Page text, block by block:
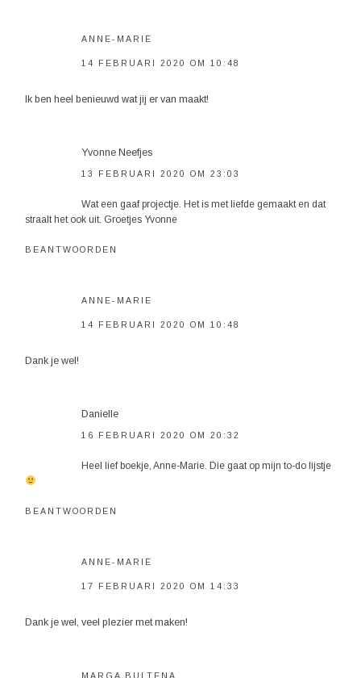
ANNE-MARIE
14 FEBRUARI 2020 OM 10:48
Ik ben heel benieuwd wat jij er van maakt!
Yvonne Neefjes
13 FEBRUARI 2020 OM 23:03
Wat een gaaf projectje. Het is met liefde gemaakt en dat
straalt het ook uit. Groetjes Yvonne
BEANTWOORDEN
ANNE-MARIE
14 FEBRUARI 2020 OM 10:48
Dank je wel!
Danielle
16 FEBRUARI 2020 OM 20:32
Heel lief boekje, Anne-Marie. Die gaat op mijn to-do lijstje
BEANTWOORDEN
ANNE-MARIE
17 FEBRUARI 2020 OM 14:33
Dank je wel, veel plezier met maken!
MARGA BULTENA